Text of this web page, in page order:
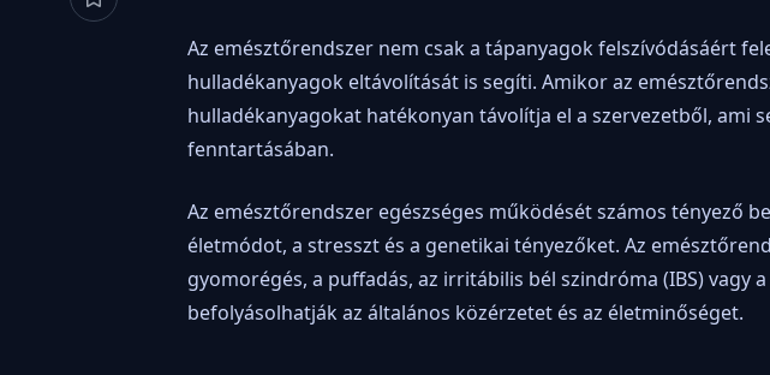
Az emésztőrendszer nem csak a tápanyagok felszívódásáért
hulladékanyagok eltávolítását is segíti. Amikor az
hulladékanyagokat hatékonyan távolítja el a szervezetből, ami
fenntartásában.
Az emésztőrendszer egészséges működését számos tényező
életmódot, a stresszt és a genetikai tényezőket. Az
gyomorégés, a puffadás, az irritábilis bél szindróma (IBS) vagy
befolyásolhatják az általános közérzetet és az életminőséget.